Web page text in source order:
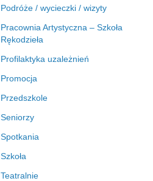
Podróże / wycieczki / wizyty
Pracownia Artystyczna – Szkoła
Rękodzieła
Profilaktyka uzależnień
Promocja
Przedszkole
Seniorzy
Spotkania
Szkoła
Teatralnie